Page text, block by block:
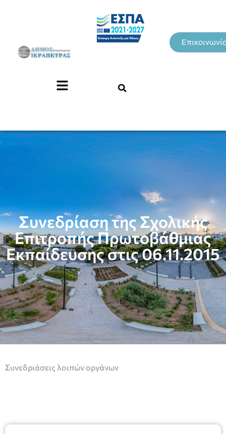
Συνεδρίαση της Σχολικής
Επιτροπής Πρωτοβάθμιας
Εκπαίδευσης στις 06.11.2015
Συνεδριάσεις λοιπών οργάνων